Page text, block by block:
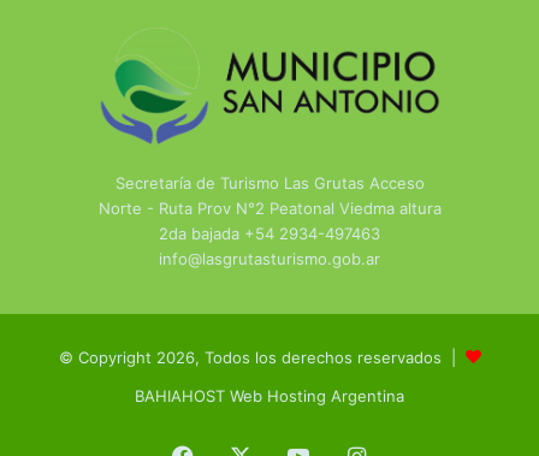
Secretaría de Turismo Las Grutas Acceso
Norte - Ruta Prov N°2 Peatonal Viedma altura
2da bajada +54 2934-497463
info@lasgrutasturismo.gob.ar
© Copyright 2026, Todos los derechos reservados |
BAHIAHOST Web Hosting Argentina